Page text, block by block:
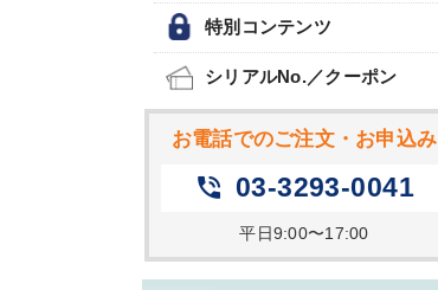
特別コンテンツ
シリアルNo.／クーポン
お電話でのご注文・お申込み
phone_in_talk 03-3293-0041
平日9:00〜17:00